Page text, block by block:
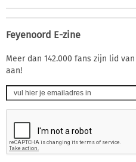
Feyenoord E-zine
Meer dan 142.000 fans zijn lid
aan!